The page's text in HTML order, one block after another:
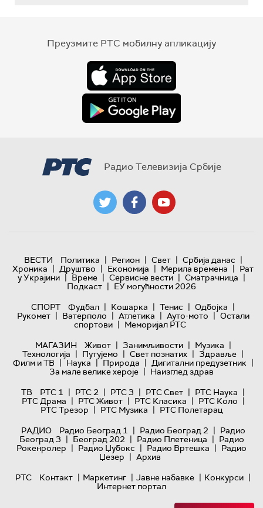
Преузмите РТС мобилну апликацију
Радио Телевизија Србије
ВЕСТИ Политика | Регион | Свет | Србија данас |
Хроника | Друштво | Економија | Мерила времена | Рат
у Украјини | Време | Сервисне вести | Сматрачница |
Подкаст | ЕУ могућности 2026
СПОРТ
Фудбал | Кошарка | Тенис | Одбојка |
Рукомет | Ватерполо | Атлетика | Ауто-мото | Остали
спортови | Меморијал РТС
МАГАЗИН
Живот | Занимљивости | Музика |
Технологијa | Путујемо | Свет познатих | Здравље |
Филм и ТВ | Наука | Природа | Дигитални предузетник |
За мале велике хероје | Наизглед здрав
ТВ
РТС 1 | РТС 2 | РТС 3 | РТС Свет | РТС Наука |
РТС Драма | РТС Живот | РТС Класика | РТС Коло |
РТС Трезор | РТС Музика | РТС Полетарац
РАДИО
Радио Београд 1 | Радио Београд 2 | Радио
Београд 3 | Београд 202 | Радио Плетеница | Радио
Рокенролер | Радио Џубокс | Радио Вртешка | Радио
Џезер | Архив
РТС
Контакт | Маркетинг | Јавне набавке | Конкурси |
Интернет портал